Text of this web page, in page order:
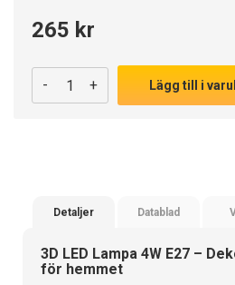
265 kr
- + Lägg till i
Detaljer Datablad
3D LED Lampa 4W E27 –
för hemmet